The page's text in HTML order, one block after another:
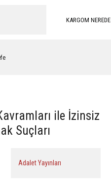
KARGOM NEREDE
ile İzinsiz
Suçları
Adalet Yayınları